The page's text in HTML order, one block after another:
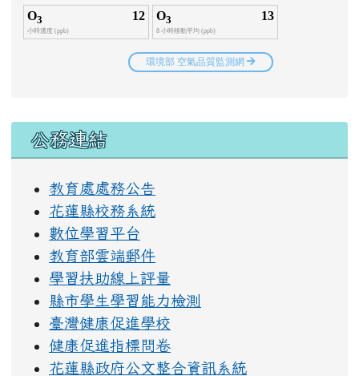
右邊區域內容
公務連結
教育處處務公告
花蓮縣校務系統
數位學習平台
教育部雲端郵件
學習扶助線上評量
縣市學生學習能力檢測
臺灣健康促進學校
健康促進指標問卷
花蓮縣政府公文整合資訊系統